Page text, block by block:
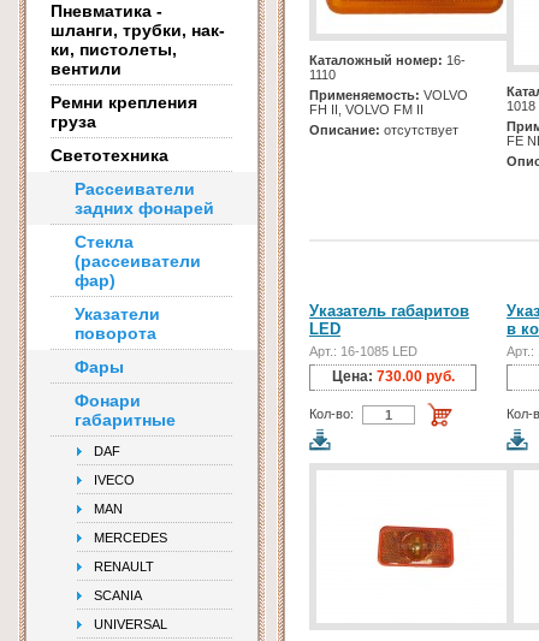
Пневматика -
шланги, трубки, нак-
ки, пистолеты,
вентили
Ремни крепления
груза
Светотехника
Рассеиватели
задних фонарей
Стекла
(рассеиватели
фар)
Указатели
поворота
Фары
Фонари
габаритные
DAF
IVECO
MAN
MERCEDES
RENAULT
SCANIA
UNIVERSAL
Каталожный номер: 16-
1110
Применяемость: VOLVO
FH II, VOLVO FM II
Описание: отсутствует
1018
FE
Указатель габаритов
LED
Арт.: 16-1085 LED
Цена: 730.00 руб.
Кол-во:
в
Арт.:
Кол-